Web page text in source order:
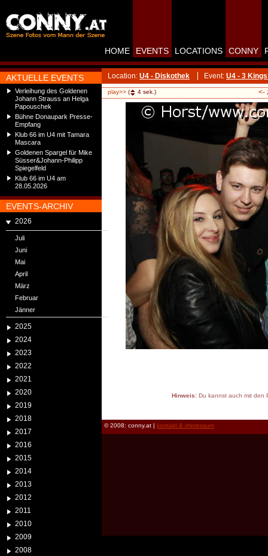
AKTUELLE EVENTS
Verleihung des Goldenen
Johann Strauss an Helga
Papouschek
Bühne Donaupark Presse-
Empfang
Klub 66 im U4 mit Tamara
Mascara
Goldenen Spargel für Mike
Süsser&Johann-Philipp
Spiegelfeld
Klub 66 im U4 am
28.05.2026
EVENTS-ARCHIV
2026
Juli
Juni
Mai
April
März
Februar
Jänner
2025
2024
2023
2022
2021
2020
2019
2018
2017
2016
2015
2014
2013
2012
2011
2010
2009
2008
HOME EVENTS LOCATIONS CONNY
Location: U4 - Diskothek Event: U4 - 3
play>> ( 4 sek.) <-
Hinweis:Du kannst auch mit den
© 2008: conny.at | kontakt & impressum